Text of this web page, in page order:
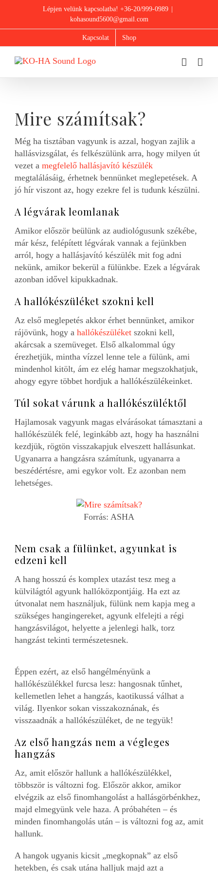
content
Lépjen velünk kapcsolatba! +36-20/999-0989
kohasound5600@gmail.com
Kapcsolat Shop
Mire számítsak?
Még ha tisztában vagyunk is azzal, hogyan zajlik a
hallásvizsgálat, és felkészülünk arra, hogy milyen út
vezet a megfelelő hallásjavító készülék
megtalálásáig, érhetnek bennünket meglepetések. A
jó hír viszont az, hogy ezekre fel is tudunk készülni.
A légvárak leomlanak
Amikor először beülünk az audiológusunk székébe,
már kész, felépített légvárak vannak a fejünkben
arról, hogy a hallásjavító készülék mit fog adni
nekünk, amikor bekerül a fülünkbe. Ezek a légvárak
azonban idővel kipukkadnak.
A hallókészüléket szokni kell
Az első meglepetés akkor érhet bennünket, amikor
rájövünk, hogy a hallókészüléket szokni kell,
akárcsak a szemüveget. Első alkalommal úgy
érezhetjük, mintha vízzel lenne tele a fülünk, ami
mindenhol kitölt, ám ez elég hamar megszokhatjuk,
ahogy egyre többet hordjuk a hallókészülékeinket.
Túl sokat várunk a hallókészüléktől
Hajlamosak vagyunk magas elvárásokat támasztani a
hallókészülék felé, leginkább azt, hogy ha használni
kezdjük, rögtön visszakapjuk elveszett hallásunkat.
Ugyanarra a hangzásra számítunk, ugyanarra a
beszédértésre, ami egykor volt. Ez azonban nem
lehetséges.
Forrás: ASHA
Nem csak a fülünket, agyunkat is
edzeni kell
A hang hosszú és komplex utazást tesz meg a
külvilágtól agyunk hallóközpontjáig. Ha ezt az
útvonalat nem használjuk, fülünk nem kapja meg a
szükséges hangingereket, agyunk elfelejti a régi
hangzásvilágot, helyette a jelenlegi halk, torz
hangzást tekinti természetesnek.
Éppen ezért, az első hangélményünk a
hallókészülékkel furcsa lesz: hangosnak tűnhet,
kellemetlen lehet a hangzás, kaotikussá válhat a
világ. Ilyenkor sokan visszakoznának, és
visszaadnák a hallókészüléket, de ne tegyük!
Az első hangzás nem a végleges
hangzás
Az, amit először hallunk a hallókészülékkel,
többször is változni fog. Először akkor, amikor
elvégzik az első finomhangolást a hallásgörbénkhez,
majd elmegyünk vele haza. A próbahéten – és
minden finomhangolás után – is változni fog az, amit
hallunk.
A hangok ugyanis kicsit „megkopnak” az első
hetekben, és csak utána halljuk majd azt a